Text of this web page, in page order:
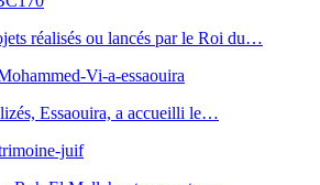
réalisés ou lancés par le Roi du…
Essaouira, a accueilli le…